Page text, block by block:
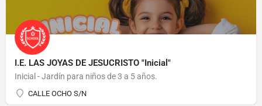
I.E. LAS JOYAS DE JESUCRISTO "Inicial"
Inicial - Jardín para niños de 3 a 5 años.
CALLE OCHO S/N